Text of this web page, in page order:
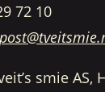
72 10
smie AS,